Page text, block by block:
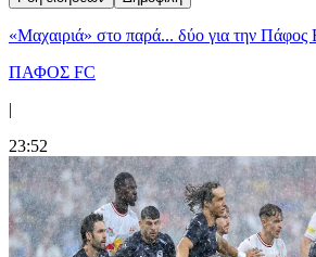
«Μαχαιριά» στο παρά... δύο για την Πάφος
ΠΑΦΟΣ FC
|
23:52